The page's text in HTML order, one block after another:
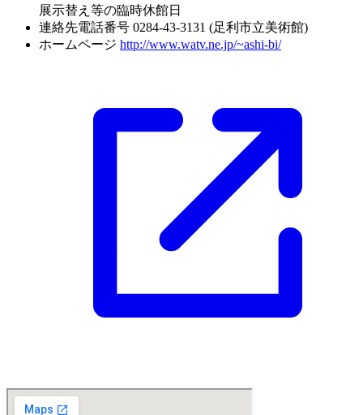
展示替え等の臨時休館日
連絡先電話番号 0284-43-3131 (足利市立美術館)
ホームページ http://www.watv.ne.jp/~ashi-bi/